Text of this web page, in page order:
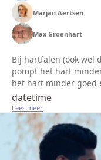
Marjan Aertsen
Max Groenhart
Bij hartfalen (ook wel
pompt het hart
het hart minder goed
genoeg zuurstof en
vol en er lekt vocht...
datetime
Lees meer